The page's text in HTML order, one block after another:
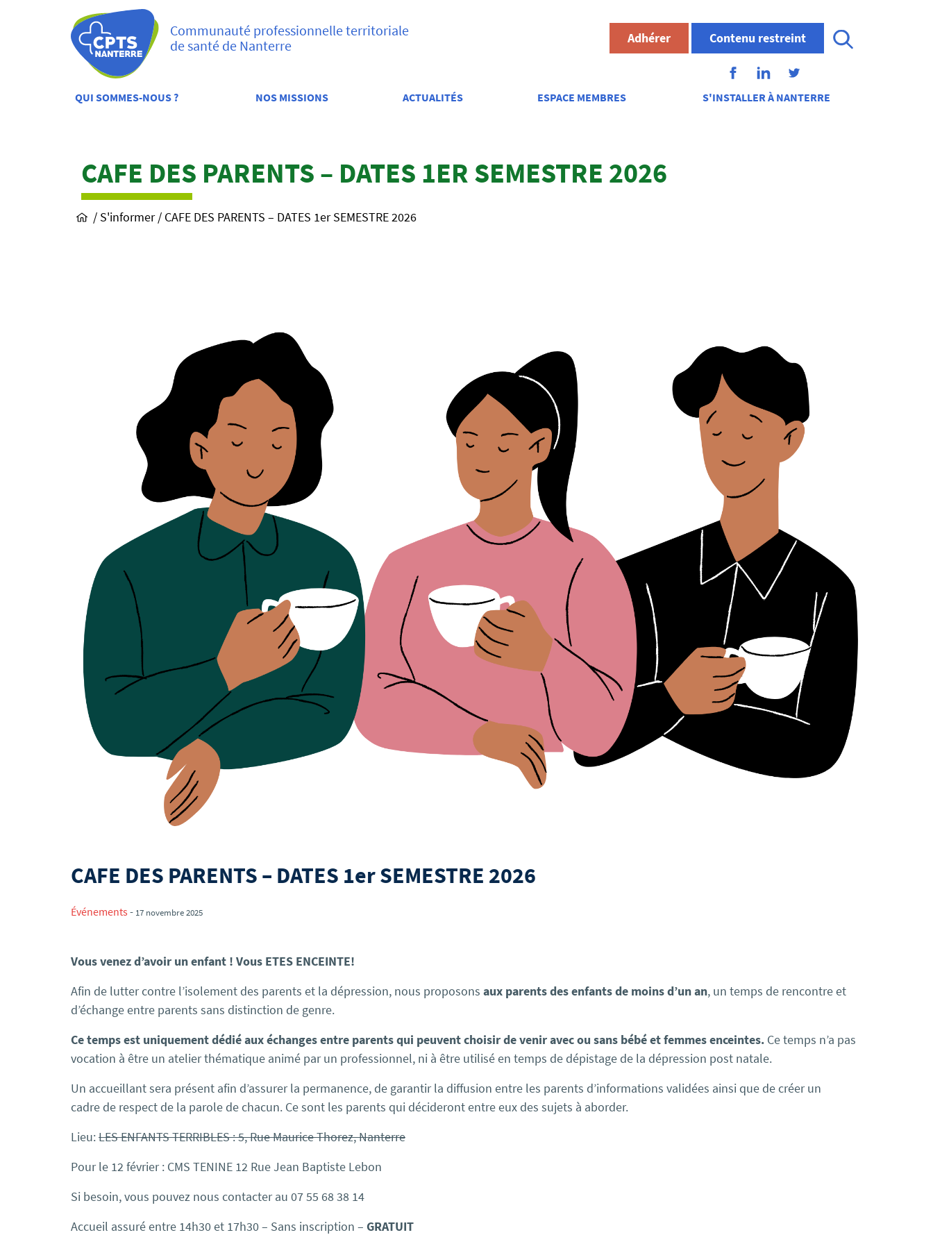
Communauté professionnelle territoriale
de santé de Nanterre
Adhérer Contenu restreint
QUI SOMMES-NOUS ? NOS MISSIONS ACTUALITÉS ESPACE MEMBRES S'INSTALLER À NANTERRE
CAFE DES PARENTS – DATES 1ER SEMESTRE 2026
/ S'informer / CAFE DES PARENTS – DATES 1er SEMESTRE 2026
CAFE DES PARENTS – DATES 1er SEMESTRE 2026
Événements - 17 novembre 2025
Vous venez d’avoir un enfant ! Vous ETES ENCEINTE!
Afin de lutter contre l’isolementdes parents et la dépression, nous proposons aux parentsdesenfantsde moins d’un an, un temps de rencontre et
d’échange entre parents sans distinction de genre.
Ce temps est uniquement dédié aux échanges entre parentsqui peuvent choisirdevenir avec ou sans bébé et femmes enceintes. Ce temps n’a pas
vocation à être un atelier thématique animé par un professionnel, ni à être utilisé en temps dedépistagede la dépression post natale.
Un accueillant sera présent afin d’assurer la permanence,de garantir la diffusion entre les parents d’informations validées ainsi quedecréer un
cadrede respectde la paroledechacun. Ce sont les parents qui décideront entre euxdes sujets à aborder.
Lieu:LES ENFANTS TERRIBLES : 5, Rue Maurice Thorez, Nanterre
Pour le 12 février : CMS TENINE 12 Rue Jean Baptiste Lebon
Si besoin, vous pouvez nous contacter au 07 55 68 38 14
Accueil assuré entre 14h30 et 17h30 – Sans inscription – GRATUIT